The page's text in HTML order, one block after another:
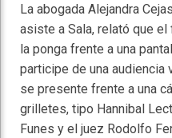
La abogada Alejandra
asiste a Sala, relató que
la ponga frente a una
participe de una audiencia
se presente frente a una
grilletes, tipo Hannibal
Funes y el juez Rodolfo